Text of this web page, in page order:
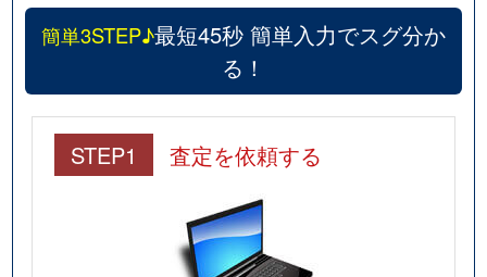
簡単3STEP♪最短45秒 簡単入力でスグ分か
る！
STEP1 査定を依頼する